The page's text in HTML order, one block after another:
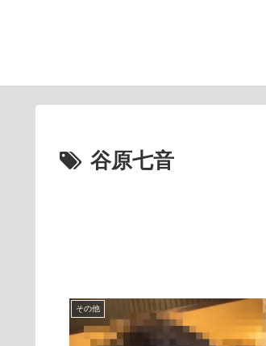
谷原七音
その他